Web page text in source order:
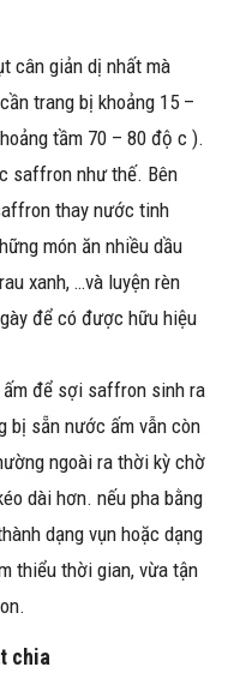
cân giản dị nhất mà
trang bị khoảng 15 –
tầm 70 – 80 độ c ).
saffron như thế. Bên
thay nước tinh
món ăn nhiều dầu
xanh, …và luyện rèn
để có được hữu hiệu
để sợi saffron sinh ra
bị sẵn nước ấm vẫn còn
ngoài ra thời kỳ chờ
dài hơn. nếu pha bằng
dạng vụn hoặc dạng
thiểu thời gian, vừa tận
chia